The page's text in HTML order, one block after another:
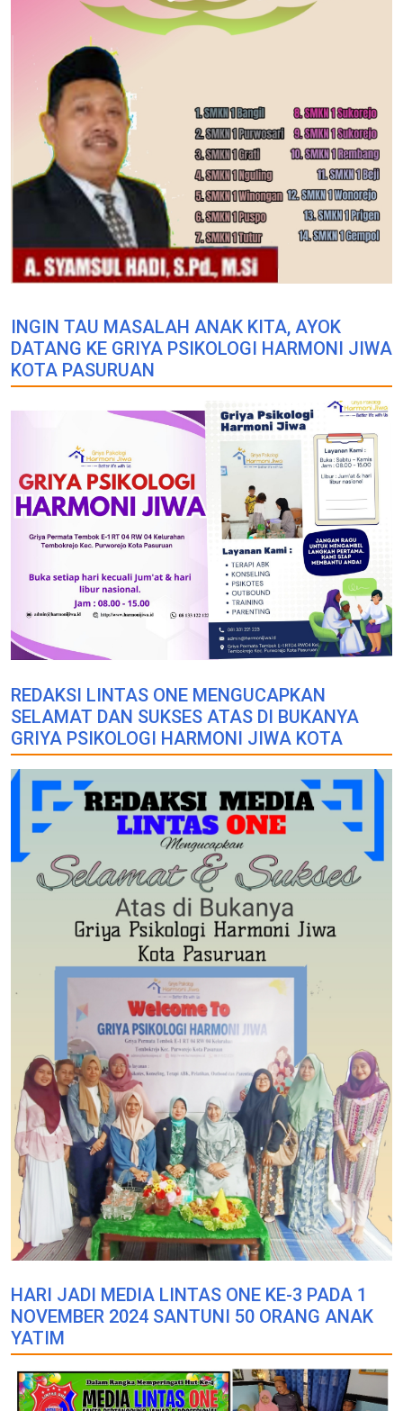
INGIN TAU MASALAH ANAK KITA, AYOK
DATANG KE GRIYA PSIKOLOGI HARMONI JIWA
KOTA PASURUAN
REDAKSI LINTAS ONE MENGUCAPKAN
SELAMAT DAN SUKSES ATAS DI BUKANYA
GRIYA PSIKOLOGI HARMONI JIWA KOTA
HARI JADI MEDIA LINTAS ONE KE-3 PADA 1
NOVEMBER 2024 SANTUNI 50 ORANG ANAK
YATIM